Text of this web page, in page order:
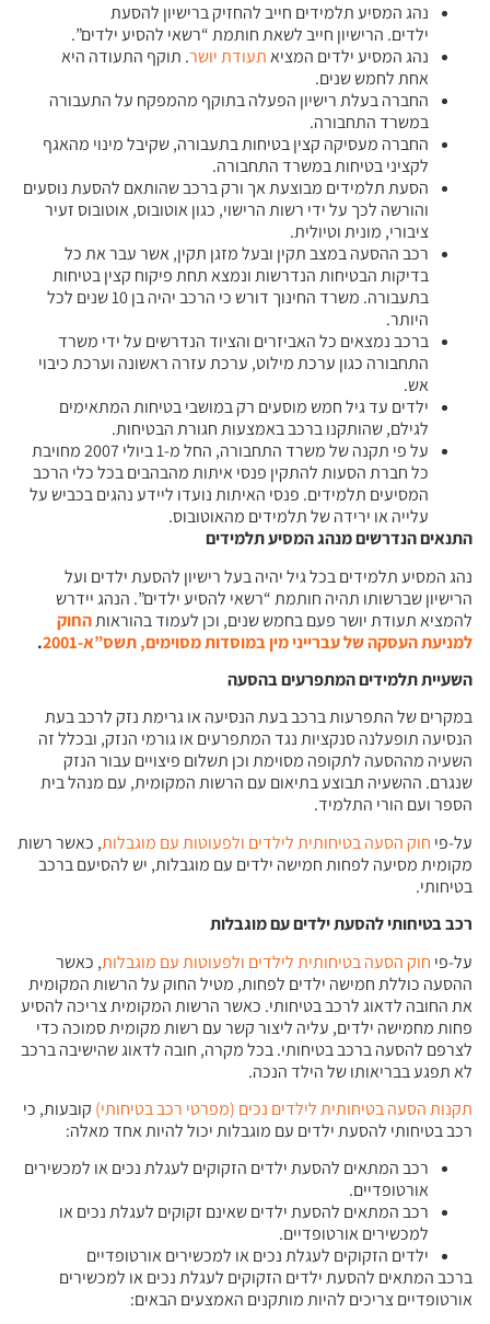
נהג המסיע תלמידים חייב להחזיק ברישיון להסעת
ילדים. הרישיון חייב לשאת חותמת “רשאי להסיע ילדים”.
נהג המסיע ילדים המציאתעודת יושר. תוקף התעודה היא
אחת לחמש שנים.
החברה בעלת רישיון הפעלה בתוקף מהמפקח על התעבורה
במשרד התחבורה.
החברה מעסיקה קצין בטיחות בתעבורה, שקיבל מינוי מהאגף
לקציני בטיחות במשרד התחבורה.
הסעת תלמידים מבוצעת אך ורק ברכב שהותאם להסעת נוסעים
והורשה לכך על ידי רשות הרישוי, כגון אוטובוס, אוטובוס זעיר
ציבורי, מונית וטיולית.
רכב ההסעה במצב תקין ובעל מזגן תקין, אשר עבר את כל
בדיקות הבטיחות הנדרשות ונמצא תחת פיקוח קצין בטיחות
בתעבורה. משרד החינוך דורש כי הרכב יהיה בן 10 שנים לכל
היותר.
ברכב נמצאים כל האביזרים והציוד הנדרשים על ידי משרד
התחבורה כגון ערכת מילוט, ערכת עזרה ראשונה וערכת כיבוי
אש.
ילדים עד גיל חמש מוסעים רק במושבי בטיחות המתאימים
לגילם, שהותקנו ברכב באמצעות חגורת הבטיחות.
על פי תקנה של משרד התחבורה, החל מ-1 ביולי 2007 מחויבת
כל חברת הסעות להתקין פנסי איתות מהבהבים בכל כלי הרכב
המסיעים תלמידים. פנסי האיתות נועדו ליידע נהגים בכביש על
עלייה או ירידה של תלמידים מהאוטובוס.
התנאים הנדרשים מנהג המסיע תלמידים
נהג המסיע תלמידים בכל גיל יהיה בעל רישיון להסעת ילדים ועל
הרישיון שברשותו תהיה חותמת “רשאי להסיע ילדים”. הנהג יידרש
להמציא תעודת יושר פעם בחמש שנים, וכן לעמוד בהוראותהחוק
למניעת העסקה של עברייני מין במוסדות מסוימים, תשס”א-2001
.
השעיית תלמידים המתפרעים בהסעה
במקרים של התפרעות ברכב בעת הנסיעה או גרימת נזק לרכב בעת
הנסיעה תופעלנה סנקציות נגד המתפרעים או גורמי הנזק, ובכלל זה
השעיה מההסעה לתקופה מסוימת וכן תשלום פיצויים עבור הנזק
שנגרם. ההשעיה תבוצע בתיאום עם הרשות המקומית, עם מנהל בית
הספר ועם הורי התלמיד.
על-פי חוק הסעה בטיחותית לילדים ולפעוטות עם מוגבלות, כאשר רשות
מקומית מסיעה לפחות חמישה ילדים עם מוגבלות, יש להסיעם ברכב
בטיחותי.
רכב בטיחותי להסעת ילדים עם מוגבלות
על-פי חוק הסעה בטיחותית לילדים ולפעוטות עם מוגבלות, כאשר
ההסעה כוללת חמישה ילדים לפחות, מטיל החוק על הרשות המקומית
את החובה לדאוג לרכב בטיחותי. כאשר הרשות המקומית צריכה להסיע
פחות מחמישה ילדים, עליה ליצור קשר עם רשות מקומית סמוכה כדי
לצרפם להסעה ברכב בטיחותי. בכל מקרה, חובה לדאוג שהישיבה ברכב
לא תפגע בבריאותו של הילד הנכה.
תקנות הסעה בטיחותית לילדים נכים (מפרטי רכב בטיחותי) קובעות, כי
רכב בטיחותי להסעת ילדים עם מוגבלות יכול להיות אחד מאלה:
רכב המתאים להסעת ילדים הזקוקים לעגלת נכים או למכשירים
אורטופדיים.
רכב המתאים להסעת ילדים שאינם זקוקים לעגלת נכים או
למכשירים אורטופדיים.
ילדים הזקוקים לעגלת נכים או למכשירים אורטופדיים
ברכב המתאים להסעת ילדים הזקוקים לעגלת נכים או למכשירים
אורטופדיים צריכים להיות מותקנים האמצעים הבאים: